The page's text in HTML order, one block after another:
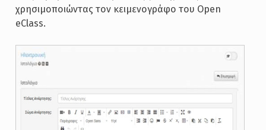
χρησιμοποιώντας τον κειμενογράφο του Open
eClass.